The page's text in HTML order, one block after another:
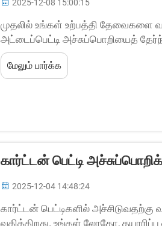
2025-12-08 15:00:15
முதலில் உங்கள் உற்பத்தி தேவைகளை
அட்டைப்பெட்டி அச்சுப்பொறியைத்
தொடங்குகிறது—இது மிகவும்
தவிர்க்கிறது அல்லது ஒரு
மேலும் பார்க்க
கார்ட்டன் பெட்டி
2025-12-04 14:48:24
கார்ட்டன் பெட்டிகளில்
வகிக்கிறது. உங்கள் லோகோ,